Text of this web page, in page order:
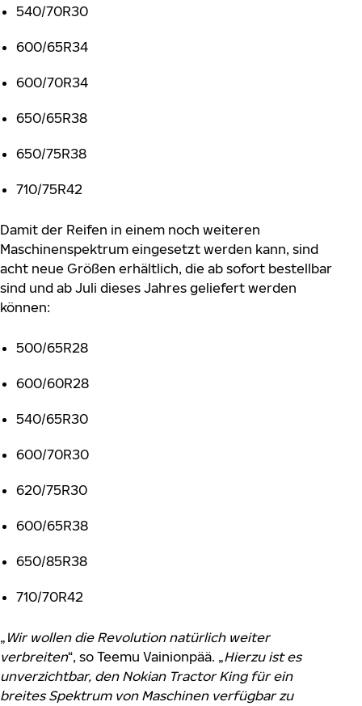
540/70R30
600/65R34
600/70R34
650/65R38
650/75R38
710/75R42
Damit der Reifen in einem noch weiteren
Maschinenspektrum eingesetzt werden kann, sind
acht neue Größen erhältlich, die ab sofort bestellbar
sind und ab Juli dieses Jahres geliefert werden
können:
500/65R28
600/60R28
540/65R30
600/70R30
620/75R30
600/65R38
650/85R38
710/70R42
„ Wir wollen die Revolution natürlich weiter
verbreiten“, so Teemu Vainionpää. „Hierzu ist es
unverzichtbar, den Nokian Tractor King für ein
breites Spektrum von Maschinen verfügbar zu